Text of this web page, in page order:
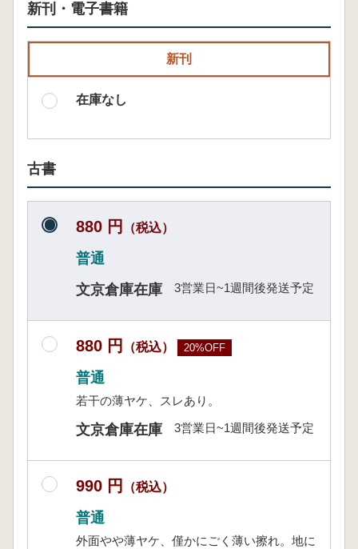
新刊・電子書籍
新刊
在庫なし
古書
880 円 （税込）
普通
文京倉庫在庫
3営業日~1週間後発送予定
880 円 （税込） 20%OFF
普通
若干の薄ヤケ、スレあり。
文京倉庫在庫 3営業日~1週間後発送予定
990 円 （税込）
普通
外面やや薄ヤケ、僅かにごく薄い擦れ。地に